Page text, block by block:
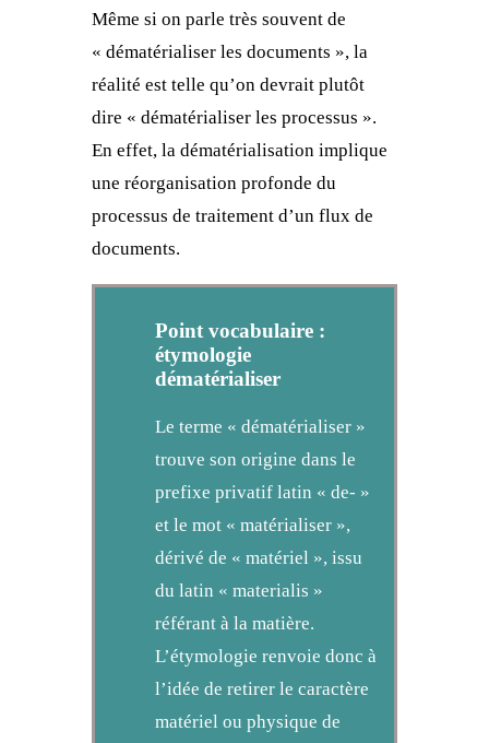
Même si on parle très souvent de
« dématérialiser les documents », la
réalité est telle qu’on devrait plutôt
dire « dématérialiser les processus ».
En effet, la dématérialisation implique
une réorganisation profonde du
processus de traitement d’un flux de
documents.
Point vocabulaire :
étymologie
dématérialiser
Le terme « dématérialiser »
trouve son origine dans le
prefixe privatif latin « de- »
et le mot « matérialiser »,
dérivé de « matériel », issu
du latin « materialis »
référant à la matière.
L’étymologie renvoie donc à
l’idée de retirer le caractère
matériel ou physique de